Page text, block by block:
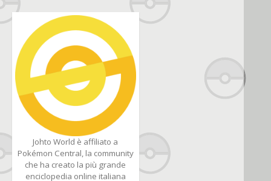
Johto World è affiliato a
Pokémon Central, la community
che ha creato la più grande
enciclopedia online italiana